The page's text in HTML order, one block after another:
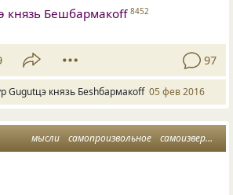
князь Бешбармакоff 8452
97
Gugutцэ князь Беshбармакоff 05 фев 2016
мысли самопроизвольное самоизвержение